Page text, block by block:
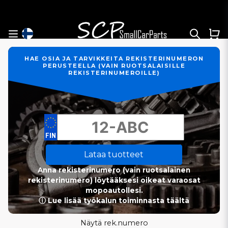
HAE OSIA JA TARVIKKEITA REKISTERINUMERON
PERUSTEELLA (VAIN RUOTSALAISILLE
REKISTERINUMEROILLE)
Lataa tuotteet
Anna rekisterinumero (vain ruotsalainen
rekisterinumero) löytääksesi oikeat varaosat
mopoautollesi.
ⓘ Lue lisää työkalun toiminnasta täältä
Näytä rek.numero